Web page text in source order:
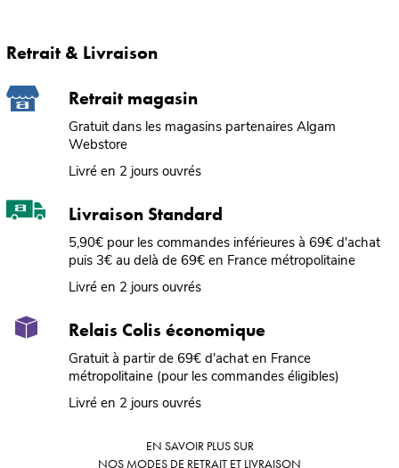
Retrait & Livraison
Retrait magasin
Gratuit dans les magasins partenaires Algam
Webstore
Livré en 2 jours ouvrés
Livraison Standard
5,90€ pour les commandes inférieures à 69€ d'achat
puis 3€ au delà de 69€ en France métropolitaine
Livré en 2 jours ouvrés
Relais Colis économique
Gratuit à partir de 69€ d'achat en France
métropolitaine (pour les commandes éligibles)
Livré en 2 jours ouvrés
EN SAVOIR PLUS SUR
NOS MODES DE RETRAIT ET LIVRAISON